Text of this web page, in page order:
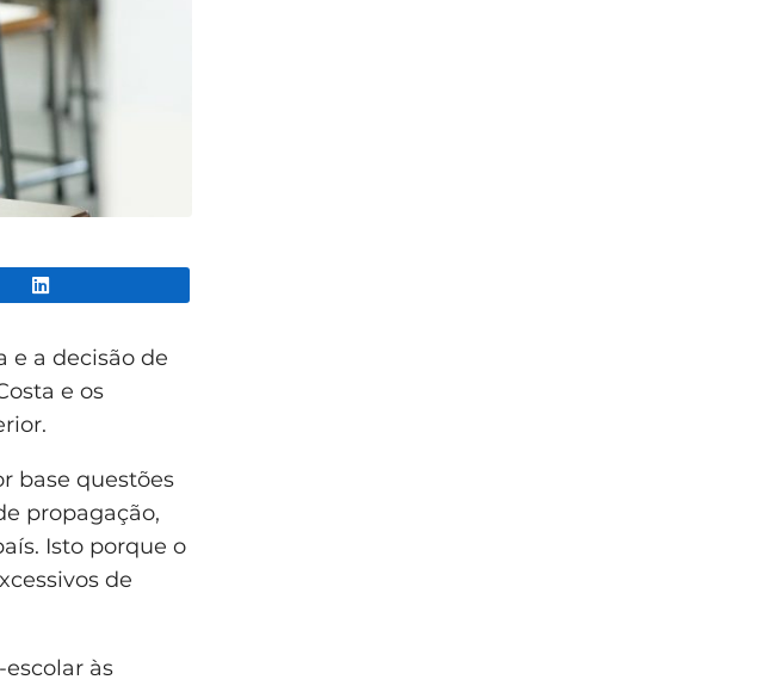
e a decisão de
e os
base questões
propagação,
Isto porque o
de
às